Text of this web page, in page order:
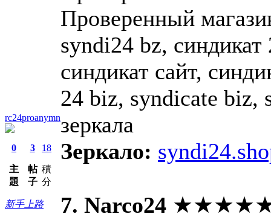
rc24proanymn
0
主
題
3
帖
子
18
積
分
新手上路
Проверенный
syndi24 bz,
синдикат сайт,
24 biz, syndicate biz,
зеркала
Зеркало:
7. Narco24